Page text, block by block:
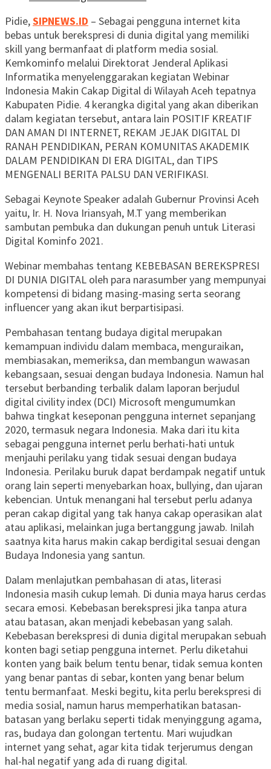
Pidie,SIPNEWS.ID – Sebagai pengguna internet kita
bebas untuk berekspresi di dunia digital yang memiliki
skill yang bermanfaat di platform media sosial.
Kemkominfo melalui Direktorat Jenderal Aplikasi
Informatika menyelenggarakan kegiatan Webinar
Indonesia Makin Cakap Digital di Wilayah Aceh tepatnya
Kabupaten Pidie. 4 kerangka digital yang akan diberikan
dalam kegiatan tersebut, antara lain POSITIF KREATIF
DAN AMAN DI INTERNET, REKAM JEJAK DIGITAL DI
RANAH PENDIDIKAN, PERAN KOMUNITAS AKADEMIK
DALAM PENDIDIKAN DI ERA DIGITAL, dan TIPS
MENGENALI BERITA PALSU DAN VERIFIKASI.
Sebagai Keynote Speaker adalah Gubernur Provinsi Aceh
yaitu, Ir. H. Nova Iriansyah, M.T yang memberikan
sambutan pembuka dan dukungan penuh untuk Literasi
Digital Kominfo 2021.
Webinar membahas tentang KEBEBASAN BEREKSPRESI
DI DUNIA DIGITAL oleh para narasumber yang mempunyai
kompetensi di bidang masing-masing serta seorang
influencer yang akan ikut berpartisipasi.
Pembahasan tentang budaya digital merupakan
kemampuan individu dalam membaca, menguraikan,
membiasakan, memeriksa, dan membangun wawasan
kebangsaan, sesuai dengan budaya Indonesia. Namun hal
tersebut berbanding terbalik dalam laporan berjudul
digital civility index (DCI) Microsoft mengumumkan
bahwa tingkat keseponan pengguna internet sepanjang
2020, termasuk negara Indonesia. Maka dari itu kita
sebagai pengguna internet perlu berhati-hati untuk
menjauhi perilaku yang tidak sesuai dengan budaya
Indonesia. Perilaku buruk dapat berdampak negatif untuk
orang lain seperti menyebarkan hoax, bullying, dan ujaran
kebencian. Untuk menangani hal tersebut perlu adanya
peran cakap digital yang tak hanya cakap operasikan alat
atau aplikasi, melainkan juga bertanggung jawab. Inilah
saatnya kita harus makin cakap berdigital sesuai dengan
Budaya Indonesia yang santun.
Dalam menlajutkan pembahasan di atas, literasi
Indonesia masih cukup lemah. Di dunia maya harus cerdas
secara emosi. Kebebasan berekspresi jika tanpa atura
atau batasan, akan menjadi kebebasan yang salah.
Kebebasan berekspresi di dunia digital merupakan sebuah
konten bagi setiap pengguna internet. Perlu diketahui
konten yang baik belum tentu benar, tidak semua konten
yang benar pantas di sebar, konten yang benar belum
tentu bermanfaat. Meski begitu, kita perlu berekspresi di
media sosial, namun harus memperhatikan batasan-
batasan yang berlaku seperti tidak menyinggung agama,
ras, budaya dan golongan tertentu. Mari wujudkan
internet yang sehat, agar kita tidak terjerumus dengan
hal-hal negatif yang ada di ruang digital.